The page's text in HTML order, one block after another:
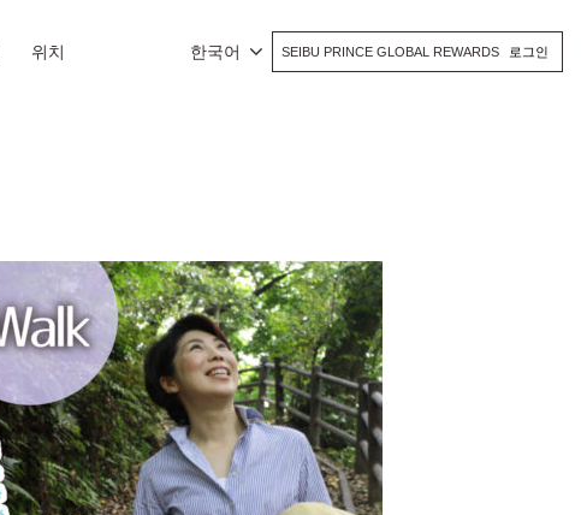
위치 한국어 SEIBU PRINCE GLOBAL REWARDS 로그인